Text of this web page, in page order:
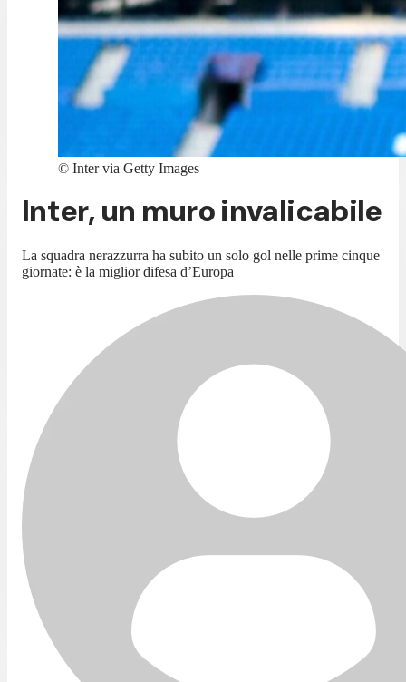
© Inter via Getty Images
Inter, un muro invalicabile
La squadra nerazzurra ha subito un solo gol nelle prime cinque
giornate: è la miglior difesa d’Europa